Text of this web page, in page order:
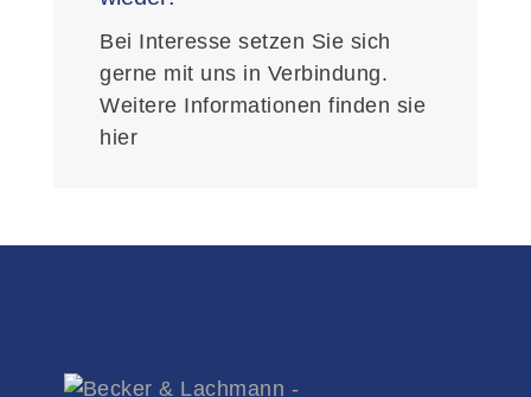
Bei Interesse setzen Sie sich
gerne mit uns in Verbindung.
Weitere Informationen finden sie
hier